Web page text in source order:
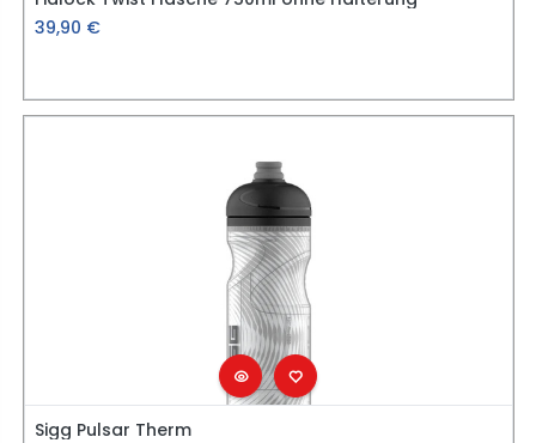
39,90 €
Sigg Pulsar Therm